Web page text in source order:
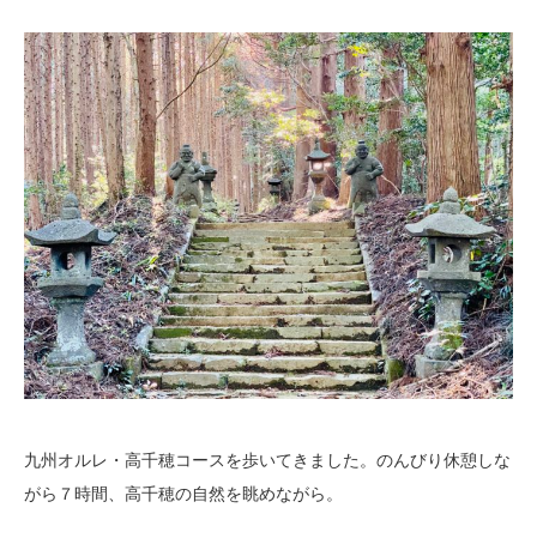
九州オルレ・高千穂コースを歩いてきました。のんびり休憩しな
がら７時間、高千穂の自然を眺めながら。